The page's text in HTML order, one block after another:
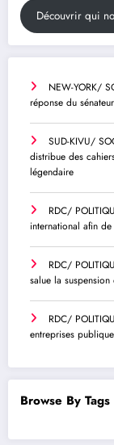
Découvrir qui
NEW-YORK/
réponse du
SUD-KIVU/
distribue des
légendaire
RDC/
international afin
RDC/
salue la suspension
RDC/
entreprises
Browse By Tags